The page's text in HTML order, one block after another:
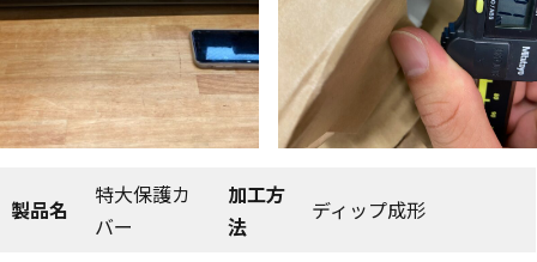
製品名
特大保護カ
バー
加工方
法
ディップ成形